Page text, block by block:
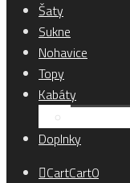
Šaty
Sukne
Nohavice
Topy
Kabáty
Doplnky
CartCart0